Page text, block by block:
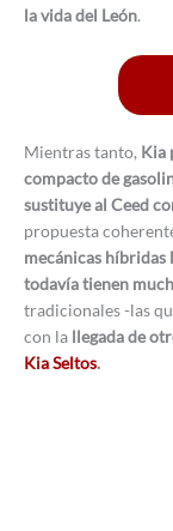
la vida del León.
Mientras tanto, Kia
compacto de
sustituye al Ceed
propuesta
mecánicas híbridas
todavía tienen
tradicionales -las
con la llegada de
Kia Seltos.